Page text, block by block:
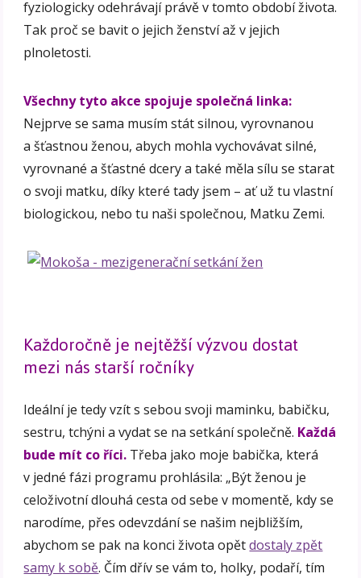
fyziologicky odehrávají právě v tomto období života.
Tak proč se bavit o jejich ženství až v jejich
plnoletosti.
Všechny tyto akce spojuje společná linka:
Nejprve se sama musím stát silnou, vyrovnanou
a šťastnou ženou, abych mohla vychovávat silné,
vyrovnané a šťastné dcery a také měla sílu se starat
o svoji matku, díky které tady jsem – ať už tu vlastní
biologickou, nebo tu naši společnou, Matku Zemi.
Každoročně je nejtěžší výzvou dostat
mezi nás starší ročníky
Ideální je tedy vzít s sebou svoji maminku, babičku,
sestru, tchýni a vydat se na setkání společně. Každá
bude mít co říci. Třeba jako moje babička, která
v jedné fázi programu prohlásila: „Být ženou je
celoživotní dlouhá cesta od sebe v momentě, kdy se
narodíme, přes odevzdání se našim nejbližším,
abychom se pak na konci života opětdostaly zpět
samy k sobě. Čím dřív se vám to, holky, podaří, tím